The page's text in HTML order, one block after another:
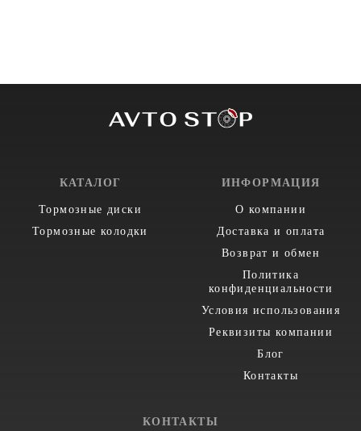
КАТАЛОГ
Тормозные диски
Тормозные колодки
ИНФОРМАЦИЯ
О компании
Доставка и оплата
Возврат и обмен
Политика
конфиденциальности
Условия использования
Реквизиты компании
Блог
Контакты
КОНТАКТЫ